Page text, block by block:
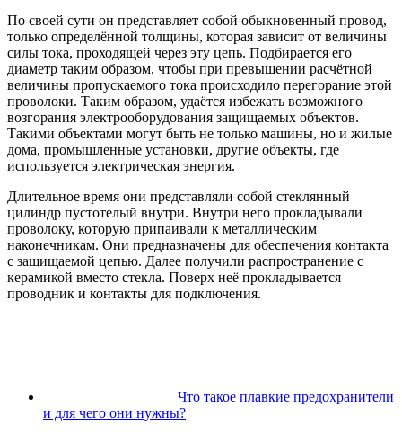
По своей сути он представляет собой обыкновенный провод,
только определённой толщины, которая зависит от величины
силы тока, проходящей через эту цепь. Подбирается его
диаметр таким образом, чтобы при превышении расчётной
величины пропускаемого тока происходило перегорание этой
проволоки. Таким образом, удаётся избежать возможного
возгорания электрооборудования защищаемых объектов.
Такими объектами могут быть не только машины, но и жилые
дома, промышленные установки, другие объекты, где
используется электрическая энергия.
Длительное время они представляли собой стеклянный
цилиндр пустотелый внутри. Внутри него прокладывали
проволоку, которую припаивали к металлическим
наконечникам. Они предназначены для обеспечения контакта
с защищаемой цепью. Далее получили распространение с
керамикой вместо стекла. Поверх неё прокладывается
проводник и контакты для подключения.
Что такое плавкие предохранители
и для чего они нужны?